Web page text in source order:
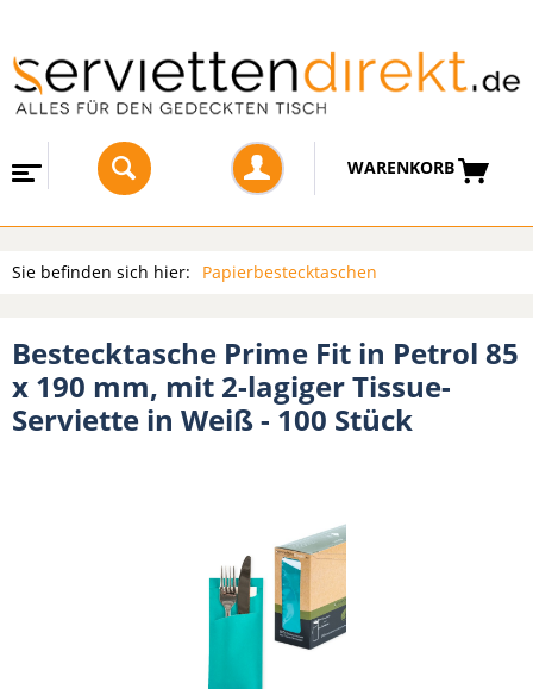
WARENKORB
Sie befinden sich hier: Papierbestecktaschen
Bestecktasche Prime Fit in Petrol 85
x 190 mm, mit 2-lagiger Tissue-
Serviette in Weiß - 100 Stück